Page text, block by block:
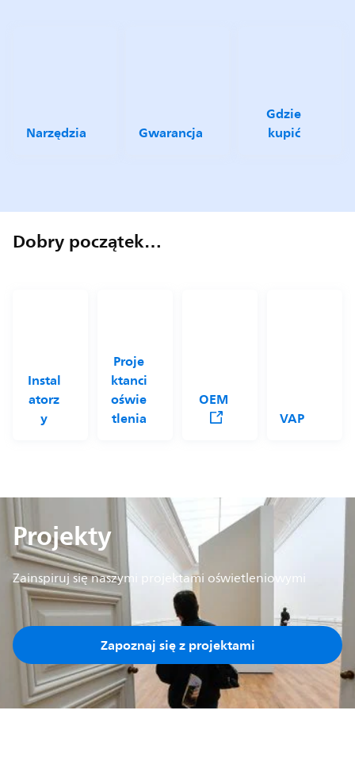
Narzędzia Gwarancja
Gdzie
kupić
Dobry początek…
Instal
atorz
y
Proje
ktanci
oświe
tlenia
OEM
VAP
Projekty
Zainspiruj się naszymi projektami oświetleniowymi
Zapoznaj się z projektami